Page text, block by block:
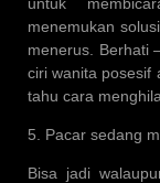
menemukan
menerus. Berhati
ciri wanita posesif
tahu cara
5. Pacar sedang
Bisa jadi